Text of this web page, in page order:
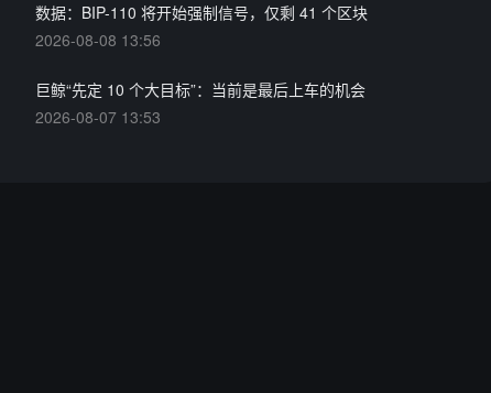
数据：BIP-110 将开始强制信号，仅剩 41 个区块
2026-08-08 13:56
巨鲸“先定 10 个大目标”：当前是最后上车的机会
2026-08-07 13:53